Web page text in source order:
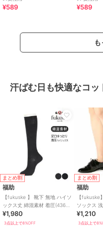
¥589 ¥589
汗ばむ日も快適なコッ
まとめ割
福助
【fukuske 】 靴下 無地 ハイソ
ックス丈 綿混素材 着圧(4363-
605)
¥1,980
3点以上で8%OFF
まとめ割
福助
【fukuske
ソックス
止め付き
¥1,210
3点以上で